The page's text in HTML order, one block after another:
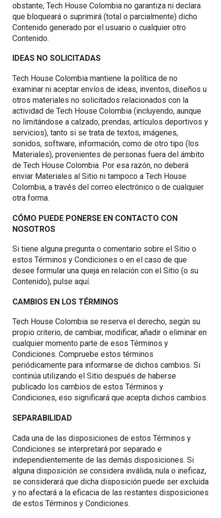
obstante, Tech House Colombia no garantiza ni declara
que bloqueará o suprimirá (total o parcialmente) dicho
Contenido generado por el usuario o cualquier otro
Contenido.
IDEAS NO SOLICITADAS
Tech House Colombia mantiene la política de no
examinar ni aceptar envíos de ideas, inventos, diseños u
otros materiales no solicitados relacionados con la
actividad de Tech House Colombia (incluyendo, aunque
no limitándose a calzado, prendas, artículos deportivos y
servicios), tanto si se trata de textos, imágenes,
sonidos, software, información, como de otro tipo (los
Materiales), provenientes de personas fuera del ámbito
de Tech House Colombia. Por esa razón, no deberá
enviar Materiales al Sitio ni tampoco a Tech House
Colombia, a través del correo electrónico o de cualquier
otra forma.
CÓMO PUEDE PONERSE EN CONTACTO CON
NOSOTROS
Si tiene alguna pregunta o comentario sobre el Sitio o
estos Términos y Condiciones o en el caso de que
desee formular una queja en relación con el Sitio (o su
Contenido), pulse aquí.
CAMBIOS EN LOS TÉRMINOS
Tech House Colombia se reserva el derecho, según su
propio criterio, de cambiar, modificar, añadir o eliminar en
cualquier momento parte de esos Términos y
Condiciones. Compruebe estos términos
periódicamente para informarse de dichos cambios. Si
continúa utilizando el Sitio después de haberse
publicado los cambios de estos Términos y
Condiciones, eso significará que acepta dichos cambios.
SEPARABILIDAD
Cada una de las disposiciones de estos Términos y
Condiciones se interpretará por separado e
independientemente de las demás disposiciones. Si
alguna disposición se considera inválida, nula o ineficaz,
se considerará que dicha disposición puede ser excluida
y no afectará a la eficacia de las restantes disposiciones
de estos Términos y Condiciones.